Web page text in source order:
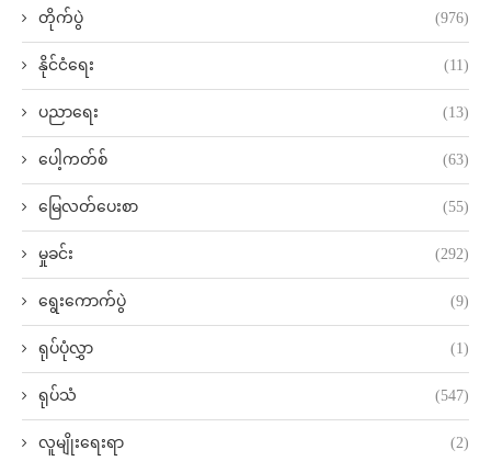
တိုက်ပွဲ (976)
နိုင်ငံရေး (11)
ပညာရေး (13)
ပေါ့ကတ်စ် (63)
မြေလတ်ပေးစာ (55)
မှုခင်း (292)
ရွေးကောက်ပွဲ (9)
ရုပ်ပုံလွှာ (1)
ရုပ်သံ (547)
လူမျိုးရေးရာ (2)